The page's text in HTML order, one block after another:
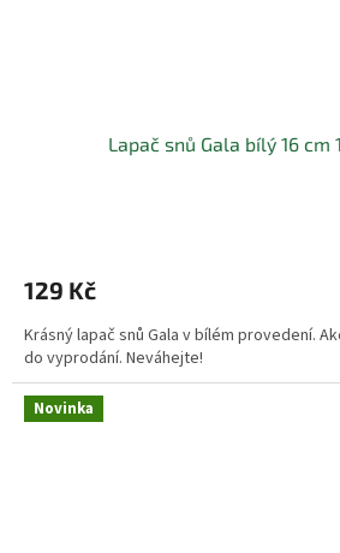
Lapač snů Gala bílý 16 cm
129 Kč
Krásný lapač snů Gala v bílém provedení.
do vyprodání. Neváhejte!
Novinka